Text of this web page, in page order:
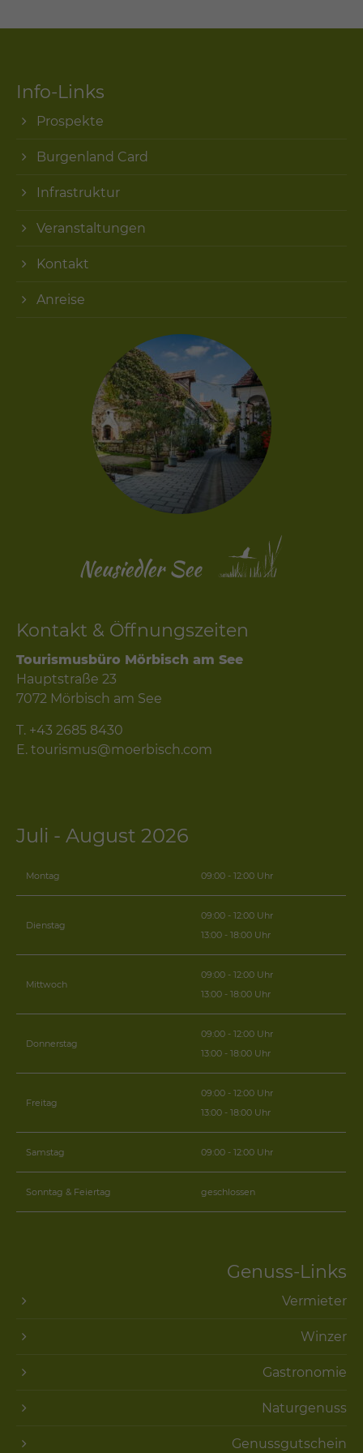
Info-Links
Prospekte
Burgenland Card
Infrastruktur
Veranstaltungen
Kontakt
Anreise
Kontakt & Öffnungszeiten
Tourismusbüro Mörbisch am See
Hauptstraße 23
7072 Mörbisch am See
T. +43 2685 8430
E. tourismus@moerbisch.com
Juli - August 2026
Montag 09:00 - 12:00 Uhr
Dienstag
09:00 - 12:00 Uhr
13:00 - 18:00 Uhr
Mittwoch
09:00 - 12:00 Uhr
13:00 - 18:00 Uhr
Donnerstag
09:00 - 12:00 Uhr
13:00 - 18:00 Uhr
Freitag
09:00 - 12:00 Uhr
13:00 - 18:00 Uhr
Samstag 09:00 - 12:00 Uhr
Sonntag & Feiertag geschlossen
Genuss-Links
Vermieter
Winzer
Gastronomie
Naturgenuss
Genussgutschein